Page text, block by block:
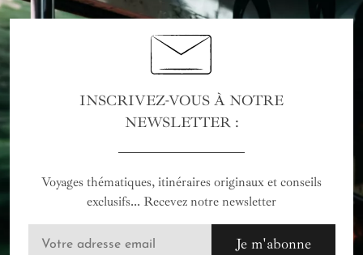
INSCRIVEZ-VOUS À NOTRE
NEWSLETTER :
Voyages thématiques, itinéraires originaux et conseils
exclusifs... Recevez notre newsletter
Je m'abonne